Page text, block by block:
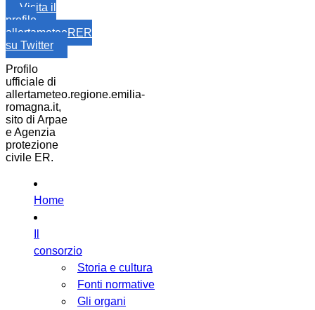
Visita il
profilo
allertameteoRER
su Twitter
Profilo
ufficiale di
allertameteo.regione.emilia-
romagna.it,
sito di Arpae
e Agenzia
protezione
civile ER.
Home
consorzio
Storia e cultura
Fonti normative
Gli organi